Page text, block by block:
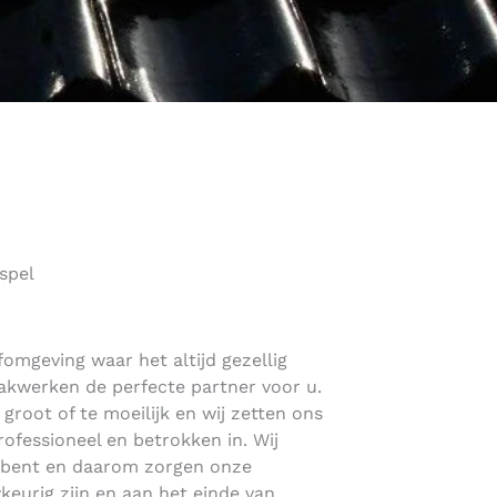
waar het altijd gezellig
de perfecte partner voor u.
of te moeilijk en wij zetten ons
en betrokken in. Wij
en daarom zorgen onze